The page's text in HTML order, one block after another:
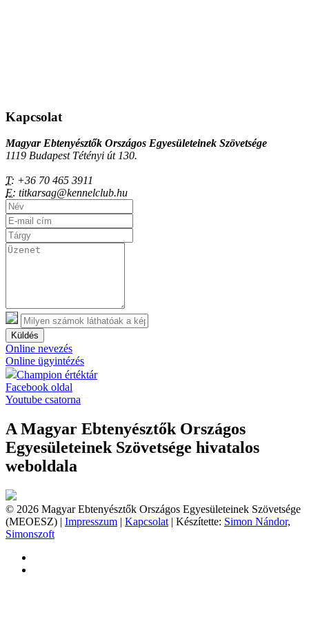
Kapcsolat
Magyar Ebtenyésztők Országos Egyesületeinek Szövetsége
1119 Budapest Tétényi út 130.
T: +36 70 465 3911
E: titkarsag@kennelclub.hu
Küldés
Online nevezés
Online ügyintézés
Champion értéktár
Facebook oldal
Youtube csatorna
A Magyar Ebtenyésztők Országos
Egyesületeinek Szövetsége hivatalos
weboldala
© 2026 Magyar Ebtenyésztők Országos Egyesületeinek Szövetsége
(MEOESZ) | Impresszum | Kapcsolat | Készítette: Simon Nándor,
Simonszoft